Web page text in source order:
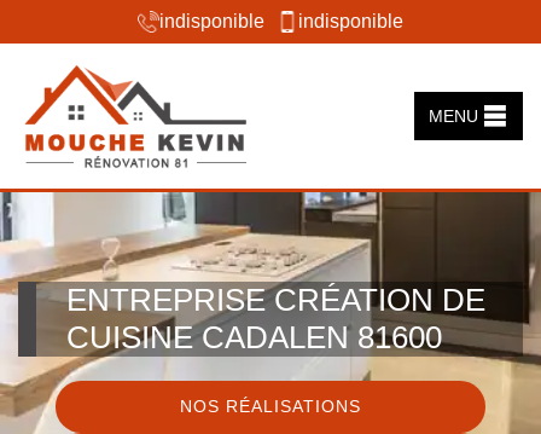
indisponible indisponible
MENU
ENTREPRISE CRÉATION DE
CUISINE CADALEN 81600
NOS RÉALISATIONS